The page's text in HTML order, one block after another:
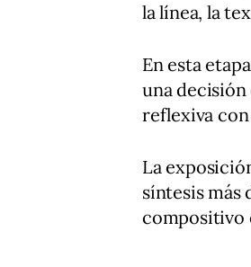
la línea, la
En esta
una decisión
reflexiva
La
síntesis más
compositivo